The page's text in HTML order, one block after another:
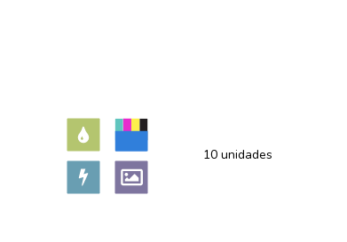
10 unidades